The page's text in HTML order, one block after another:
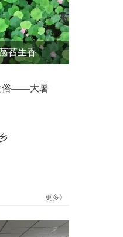
萏生香
俗——大暑
更多》